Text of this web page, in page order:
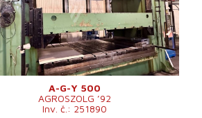
2000x3000 mm
beranu
2000x3000 mm
beranu
800 mm
spodního vyhazovače 280 mm
hlavního
30 kW
5400x2700×4700
mm
38000 kg
A-G-Y 500
AGROSZOLG ’92
Inv. č.: 251890